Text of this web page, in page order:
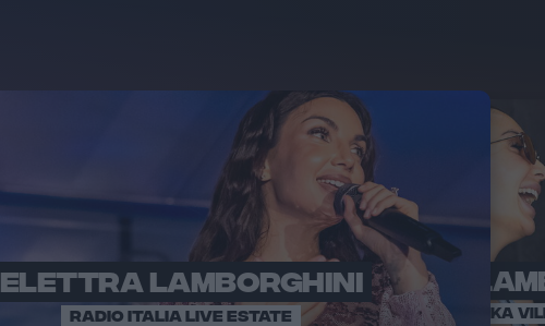
ELETTRA LAMBORGHINI
RADIO ITALIA LIVE ESTATE
ELETTRA
VOI TANKA